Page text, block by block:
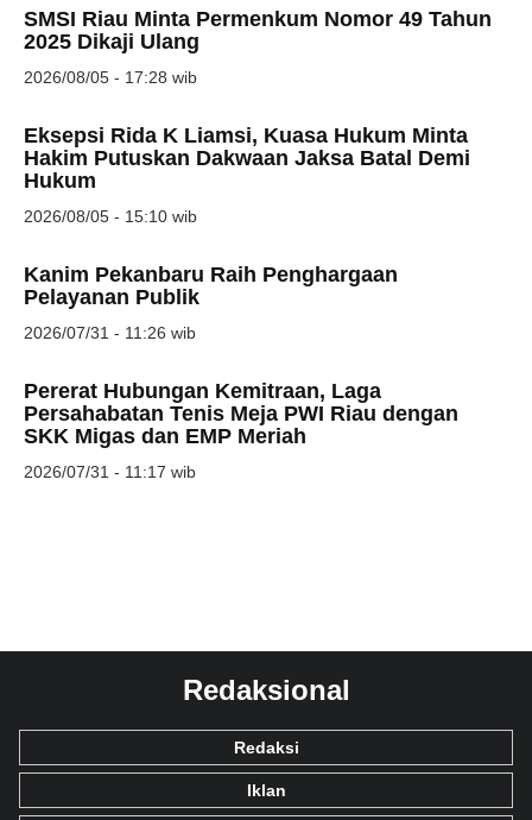
SMSI Riau Minta Permenkum Nomor 49 Tahun
2025 Dikaji Ulang
2026/08/05 - 17:28 wib
Eksepsi Rida K Liamsi, Kuasa Hukum Minta
Hakim Putuskan Dakwaan Jaksa Batal Demi
Hukum
2026/08/05 - 15:10 wib
Kanim Pekanbaru Raih Penghargaan
Pelayanan Publik
2026/07/31 - 11:26 wib
Pererat Hubungan Kemitraan, Laga
Persahabatan Tenis Meja PWI Riau dengan
SKK Migas dan EMP Meriah
2026/07/31 - 11:17 wib
Redaksional
Redaksi
Iklan